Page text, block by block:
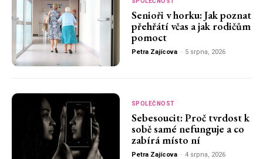
Senioři v horku: Jak poznat
přehřátí včas a jak rodičům
pomoct
Petra Zajícova - 5 srpna, 2026
SPOLEČNOST
Sebesoucit: Proč tvrdost k
sobě samé nefunguje a co
zabírá místo ní
Petra Zajícova - 4 srpna, 2026